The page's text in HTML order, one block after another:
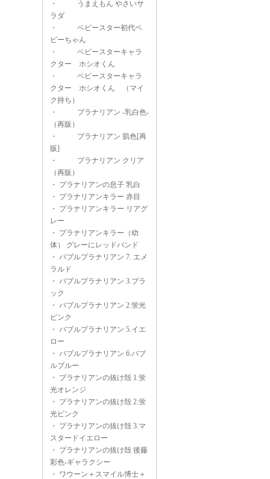
・
うまえもん やさいサ
ラダ
・
ベビースター初代ベ
ビーちゃん
・
ベビースターキャラ
クター ホシオくん
・
ベビースターキャラ
クター ホシオくん （マイ
ク持ち）
・
プラナリアン -乳白色-
（再販）
・
プラナリアン 肌色[再
販]
・
プラナリアン クリア
（再販）
・ プラナリアンの息子 乳白
・ プラナリアンキラー 赤目
・ プラナリアンキラー リアグ
レー
・ プラナリアンキラー（幼
体） グレーにレッドバンド
・ バブルプラナリアン 7. エメ
ラルド
・ バブルプラナリアン 3.ブラ
ック
・ バブルプラナリアン 2.蛍光
ピンク
・ バブルプラナリアン 5.イエ
ロー
・ バブルプラナリアン 6.バブ
ルブルー
・ プラナリアンの抜け殻 1.蛍
光オレンジ
・ プラナリアンの抜け殻 2.蛍
光ピンク
・ プラナリアンの抜け殻 3.マ
スタードイエロー
・ プラナリアンの抜け殻 後藤
彩色-ギャラクシー
・ ワウーン＋スマイル博士＋